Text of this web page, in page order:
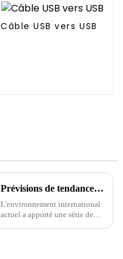
Câble USB vers USB
Prévisions de tendance entre le noyau du câble et le connecteur
L'environnement international
actuel a apporté une série de